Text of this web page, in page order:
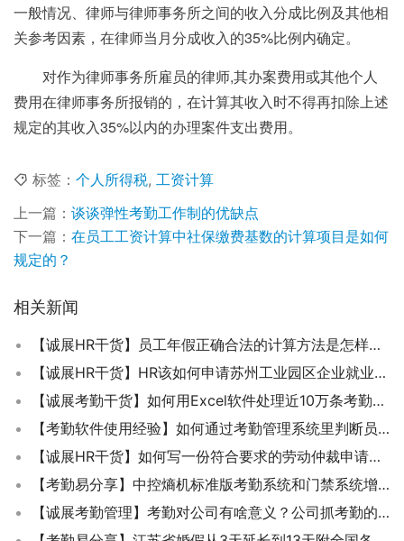
一般情况、律师与律师事务所之间的收入分成比例及其他相
关参考因素，在律师当月分成收入的35%比例内确定。
对作为律师事务所雇员的律师,其办案费用或其他个人
费用在律师事务所报销的，在计算其收入时不得再扣除上述
规定的其收入35%以内的办理案件支出费用。
标签： 个人所得税, 工资计算
上一篇： 谈谈弹性考勤工作制的优缺点
下一篇： 在员工工资计算中社保缴费基数的计算项目是如何
规定的？
相关新闻
【诚展HR干货】员工年假正确合法的计算方法是怎样的？
【诚展HR干货】HR该如何申请苏州工业园区企业就业稳岗补贴？
【诚展考勤干货】如何用Excel软件处理近10万条考勤记录？10分钟的时间
【考勤软件使用经验】如何通过考勤管理系统里判断员工是否实际上班了？
【诚展HR干货】如何写一份符合要求的劳动仲裁申请书？
【考勤易分享】中控熵机标准版考勤系统和门禁系统增加的机器无法连接怎么办？
【诚展考勤管理】考勤对公司有啥意义？公司抓考勤的目的是什么？